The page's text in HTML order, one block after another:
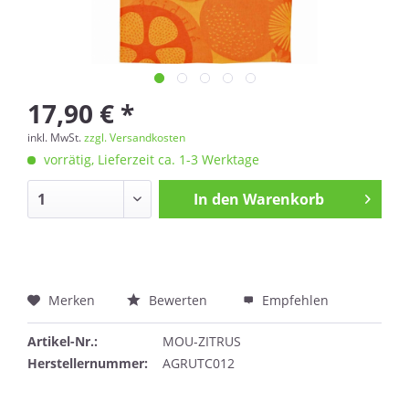
17,90 € *
inkl. MwSt.zzgl. Versandkosten
vorrätig, Lieferzeit ca. 1-3 Werktage
In den Warenkorb
Merken Bewerten Empfehlen
Artikel-Nr.:
MOU-ZITRUS
Herstellernummer:
AGRUTC012